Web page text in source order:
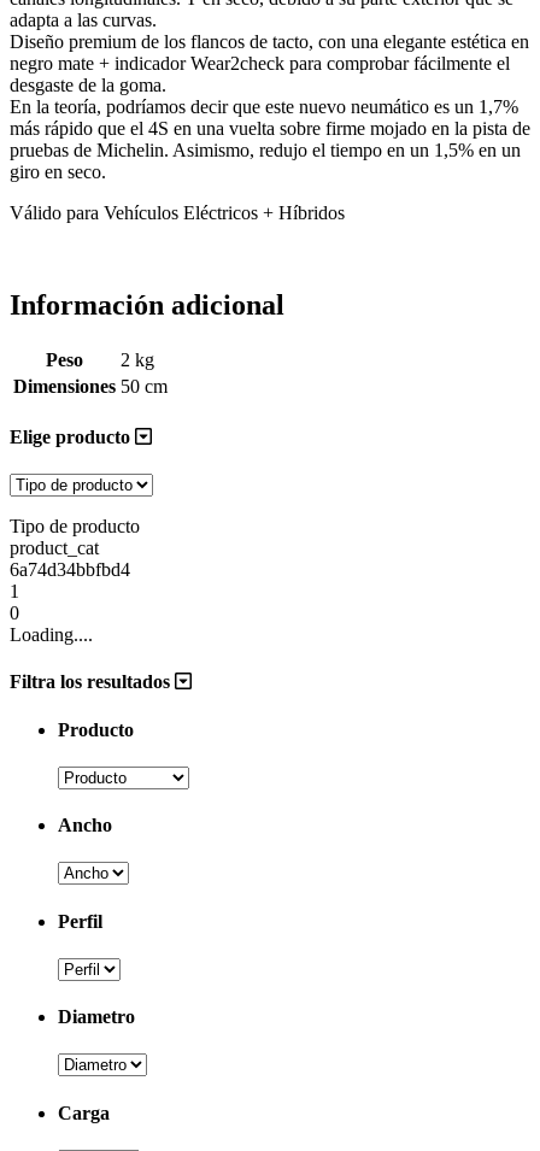
adapta a las curvas.
Diseño premium de los flancos de tacto, con una elegante estética en
negro mate + indicador Wear2check para comprobar fácilmente el
desgaste de la goma.
En la teoría, podríamos decir que este nuevo neumático es un 1,7%
más rápido que el 4S en una vuelta sobre firme mojado en la pista de
pruebas de Michelin. Asimismo, redujo el tiempo en un 1,5% en un
giro en seco.
Válido para Vehículos Eléctricos + Híbridos
Información adicional
Peso
2 kg
Dimensiones 50 cm
Elige producto
Tipo de producto
product_cat
6a74d34bbfbd4
1
0
Loading....
Filtra los resultados
Producto
Ancho
Perfil
Diametro
Carga